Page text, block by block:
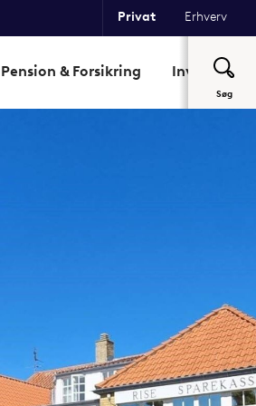
Privat Erhverv
Pension & Forsikring Investering
Søg